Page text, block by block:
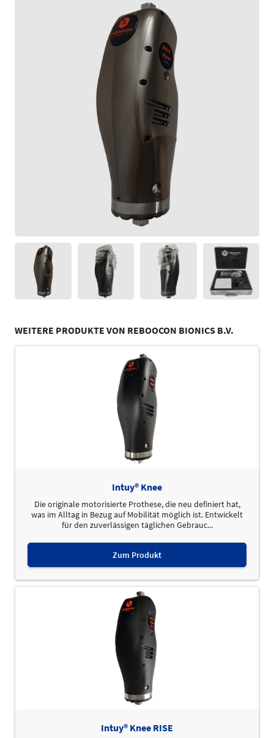
WEITERE PRODUKTE VON REBOOCON BIONICS B.V.
Intuy® Knee
Die originale motorisierte Prothese, die neu definiert hat,
was im Alltag in Bezug auf Mobilität möglich ist. Entwickelt
für den zuverlässigen täglichen Gebrauc...
Zum Produkt
Intuy® Knee RISE